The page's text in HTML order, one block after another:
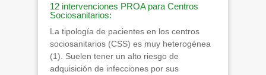
12 intervenciones PROA para Centros
Sociosanitarios:
La tipología de pacientes en los centros
sociosanitarios (CSS) es muy heterogénea
(1). Suelen tener un alto riesgo de
adquisición de infecciones por sus